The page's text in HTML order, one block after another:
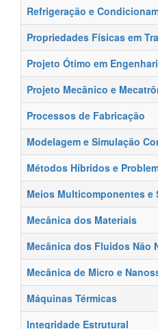
Refrigeração e
Propriedades Físicas em
Projeto Ótimo em
Projeto Mecânico e
Processos de Fabricação
Modelagem e Simulação
Métodos Híbridos e
Meios Multicomponentes
Mecânica dos Materiais
Mecânica dos Fluidos Não
Mecânica de Micro e
Máquinas Térmicas
Integridade Estrutural